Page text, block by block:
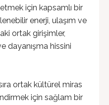
için kapsamlı bir
enerji, ulaşım ve
ortak girişimler,
dayanışma hissini
ortak kültürel miras
için sağlam bir